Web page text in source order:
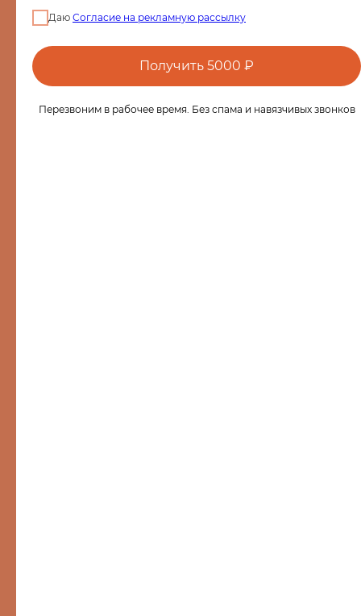
Согласие на рекламную и
информационную рассылку
Политика конфиденциальности
Положение о подарочных
сертификатах и
абонементах
Даю Согласие на рекламную рассылку
Получить 5000 ₽
Перезвоним в рабочее время. Без спама и навязчивых звонков